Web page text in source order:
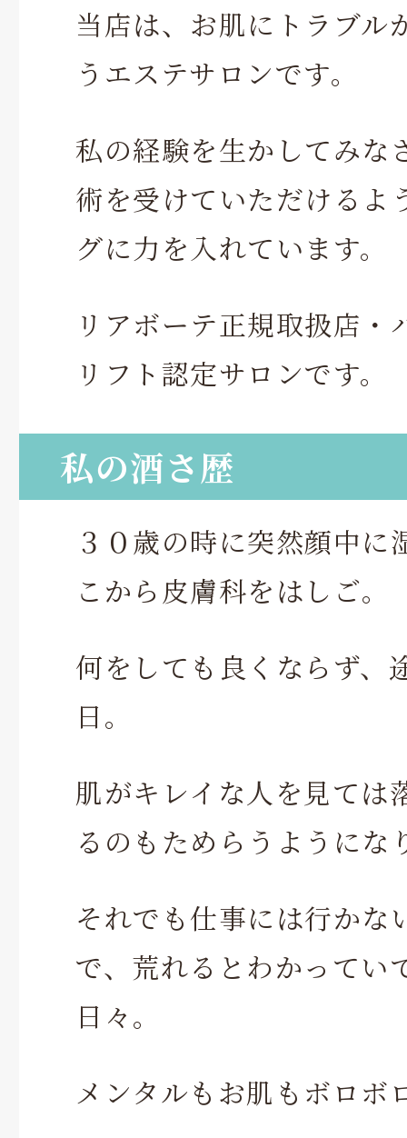
当店は、お肌にトラブル
うエステサロンです。
私の経験を生かしてみな
術を受けていただけるよ
グに力を入れています。
リアボーテ正規取扱店・
リフト認定サロンです。
私の酒さ歴
３０歳の時に突然顔中に
こから皮膚科をはしご。
何をしても良くならず、
日。
肌がキレイな人を見ては
るのもためらうようにな
それでも仕事には行かな
で、荒れるとわかってい
日々。
メンタルもお肌もボロボ